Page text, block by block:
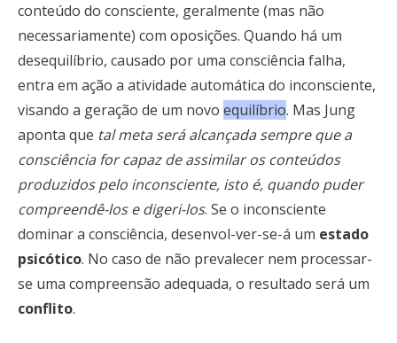
conteúdo do consciente, geralmente (mas não
necessariamente) com oposições. Quando há um
desequilíbrio, causado por uma consciência falha,
entra em ação a atividade automática do inconsciente,
visando a geração de um novo equilíbrio. Mas Jung
aponta que tal meta será alcançada sempre que a
consciência for capaz de assimilar os conteúdos
produzidos pelo inconsciente, isto é, quando puder
compreendê-los e digeri-los. Se o inconsciente
dominar a consciência, desenvol-ver-se-á um estado
psicótico. No caso de não prevalecer nem processar-
se uma compreensão adequada, o resultado será um
conflito.